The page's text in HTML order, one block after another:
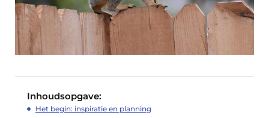
Inhoudsopgave:
Het begin: inspiratie en planning